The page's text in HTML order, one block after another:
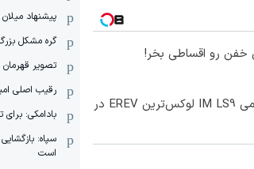
خفن رو اقساطی بخر!
رونمایی رسمی IM LS9 لوکس‌ترین EREV در
پیشنهاد
گره مشکل
تصویر
رقیب اصلی
بادامکی: برای
سپاه:
است